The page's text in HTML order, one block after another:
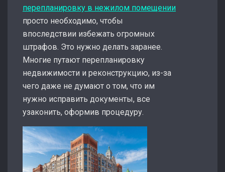
перепланировку в нежилом помещении
просто необходимо, чтобы
впоследствии избежать огромных
штрафов. Это нужно делать заранее.
Многие путают перепланировку
недвижимости и реконструкцию, из-за
чего даже не думают о том, что им
нужно исправить документы, все
узаконить, оформив процедуру.